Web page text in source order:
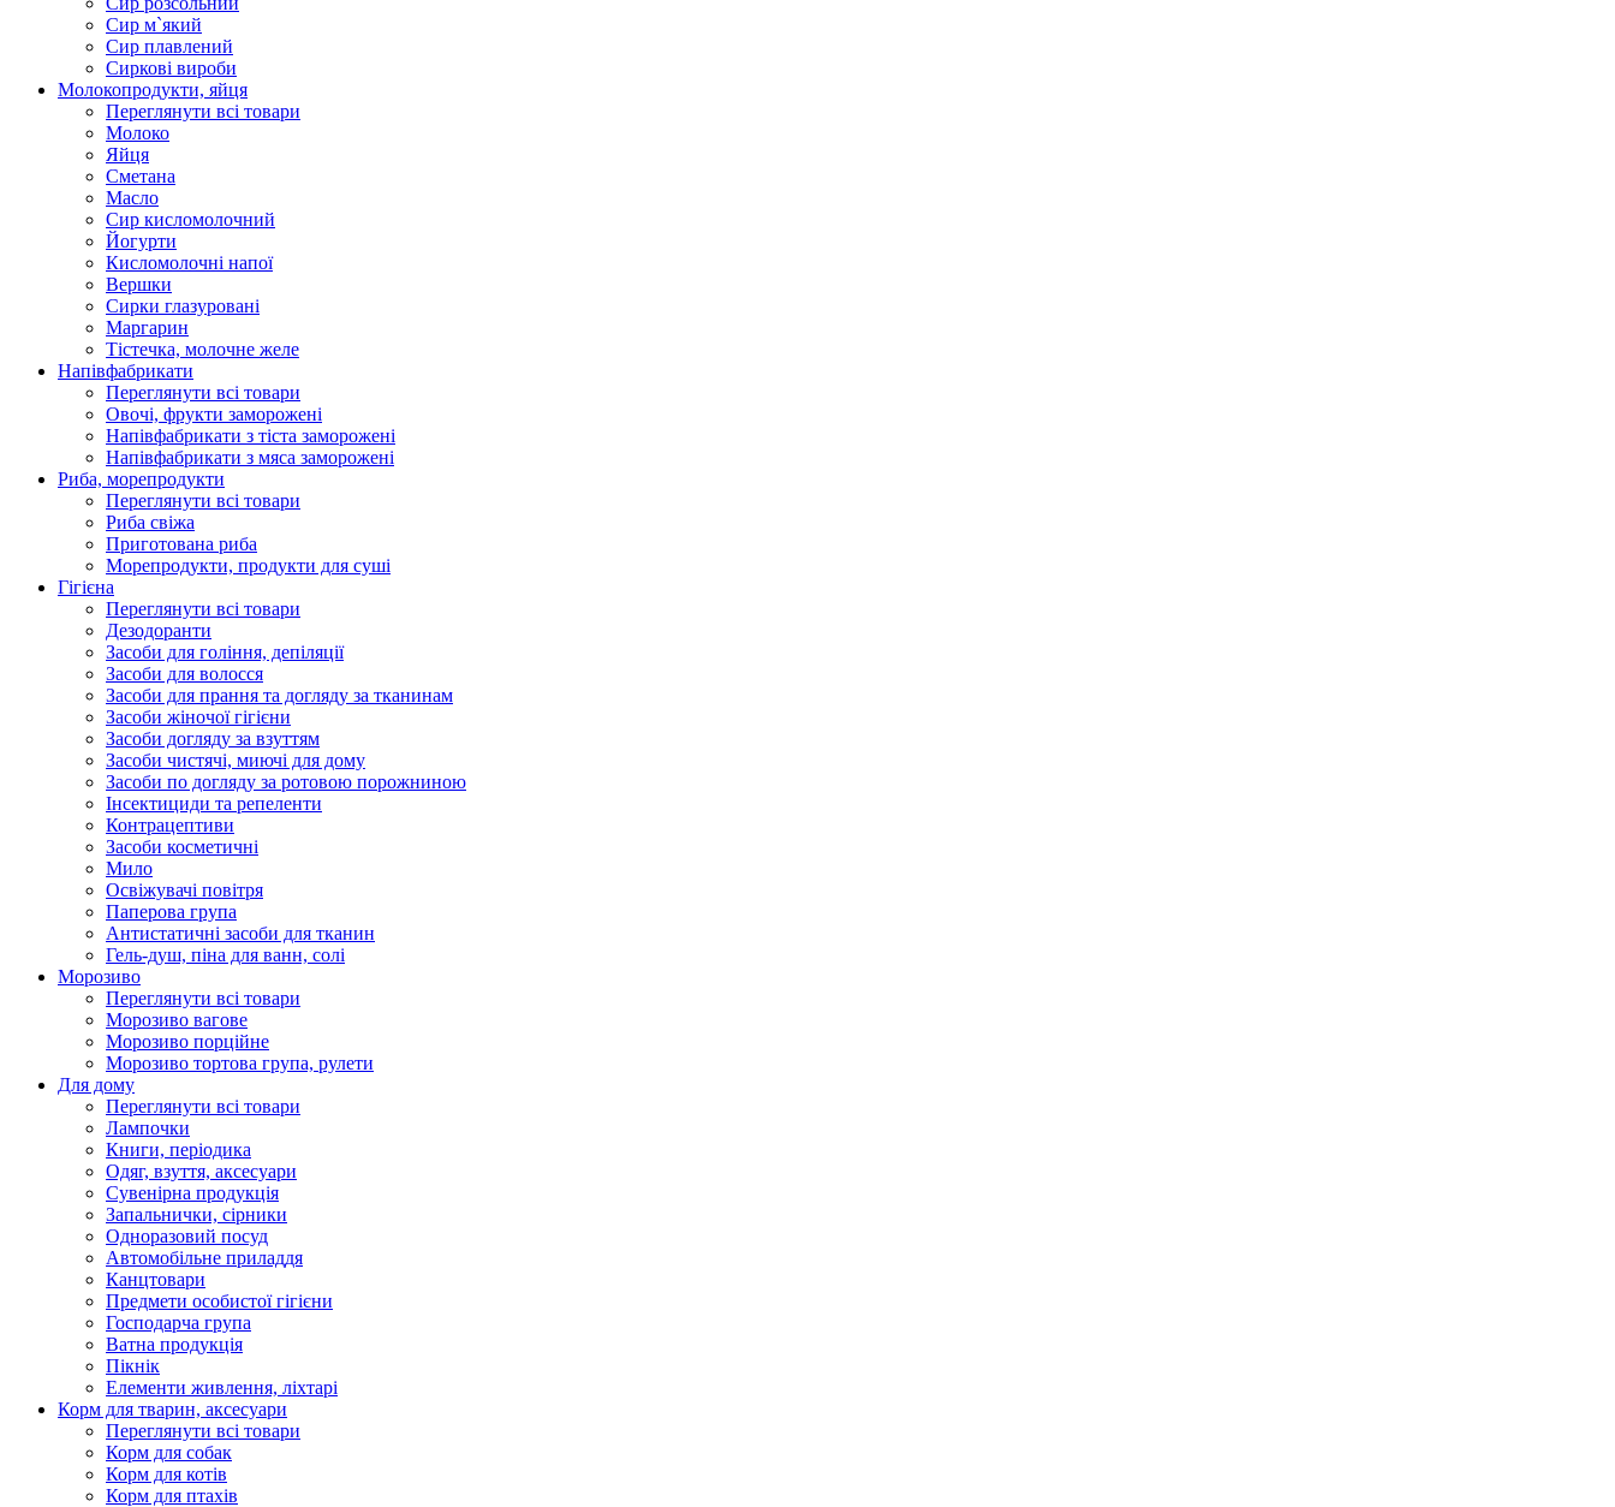
Сир м`який
Сир плавлений
Сиркові вироби
Молокопродукти, яйця
Переглянути всі товари
Молоко
Яйця
Сметана
Масло
Сир кисломолочний
Йогурти
Кисломолочні напої
Вершки
Сирки глазуровані
Маргарин
Тістечка, молочне желе
Напівфабрикати
Переглянути всі товари
Овочі, фрукти заморожені
Напівфабрикати з тіста заморожені
Напівфабрикати з мяса заморожені
Риба, морепродукти
Переглянути всі товари
Риба свіжа
Приготована риба
Морепродукти, продукти для суші
Гігієна
Переглянути всі товари
Дезодоранти
Засоби для гоління, депіляції
Засоби для волосся
Засоби для прання та догляду за тканинам
Засоби жіночої гігієни
Засоби догляду за взуттям
Засоби чистячі, миючі для дому
Засоби по догляду за ротовою порожниною
Інсектициди та репеленти
Контрацептиви
Засоби косметичні
Мило
Освіжувачі повітря
Паперова група
Антистатичні засоби для тканин
Гель-душ, піна для ванн, солі
Морозиво
Переглянути всі товари
Морозиво вагове
Морозиво порційне
Морозиво тортова група, рулети
Для дому
Переглянути всі товари
Лампочки
Книги, періодика
Одяг, взуття, аксесуари
Сувенірна продукція
Запальнички, сірники
Одноразовий посуд
Автомобільне приладдя
Канцтовари
Предмети особистої гігієни
Господарча група
Ватна продукція
Пікнік
Елементи живлення, ліхтарі
Корм для тварин, аксесуари
Переглянути всі товари
Корм для собак
Корм для котів
Корм для птахів